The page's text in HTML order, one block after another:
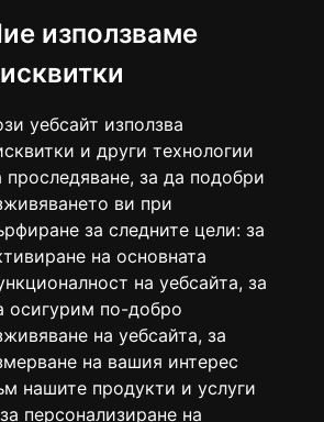
използваме
уебсайт използва
и други технологии
проследяване, за да подобри
ви при
за следните цели: за
на основната
на уебсайта, за
осигурим по-добро
на уебсайта, за
на вашия интерес
нашите продукти и услуги
персонализиране на
Ботев" 43
и абонаменти